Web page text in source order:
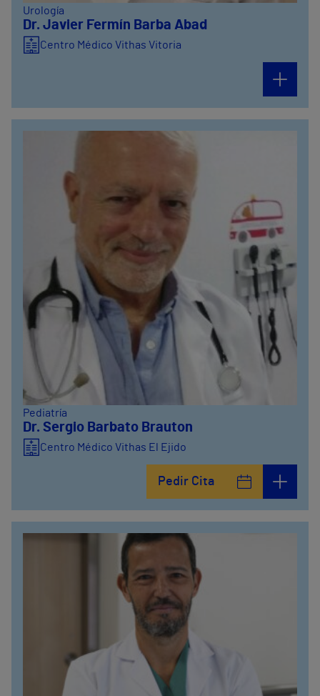
Urología
Dr. Javier Fermín Barba Abad
Centro Médico Vithas Vitoria
Pediatría
Dr. Sergio Barbato Brauton
Centro Médico Vithas El Ejido
Pedir Cita